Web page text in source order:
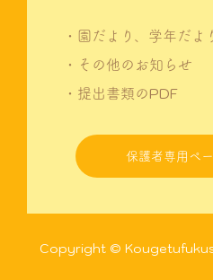
・園だより、学年だよ
・その他のお知らせ
・提出書類のPDF
保護者専用ペ
Copyright ©